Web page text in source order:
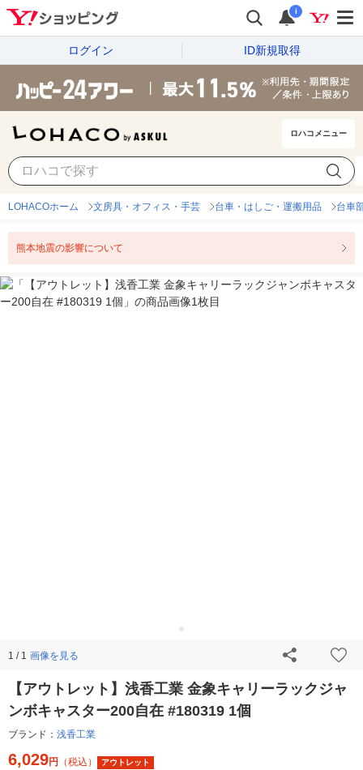
i
ログイン ID新規取得
ロハコメニュー
LOHACOホーム 文房具・オフィス・手芸 台車・はしご・運搬用品 台車
熊本地震の影響について
1 / 1 画像を見る
【アウトレット】浅香工業 金象キャリーラックジャ
ンボキャスター200自在 #180319 1個
ブランド： 浅香工業
6,029円 （税込） アウトレット